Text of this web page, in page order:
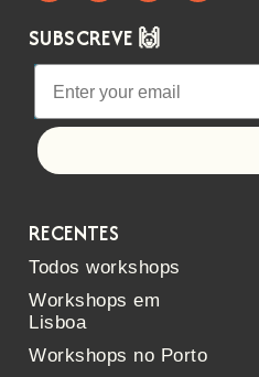
SUBSCREVE 🙌
RECENTES
Todos workshops
Workshops em
Lisboa
Workshops no Porto